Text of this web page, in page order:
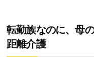
転勤族なのに、母
距離介護